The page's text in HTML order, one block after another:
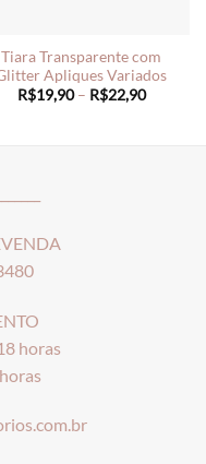
Tiara Transparente com
Apliques Variados
R$19,90 – R$22,90Price
horas